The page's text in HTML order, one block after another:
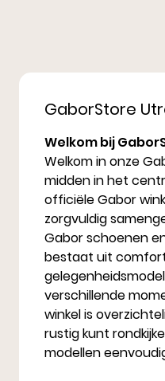
GaborStore
Welkom bij
Welkom in onze
midden in het
officiële Gabor
zorgvuldig
Gabor schoenen
bestaat uit
verschillende
winkel is
rustig kunt
modellen